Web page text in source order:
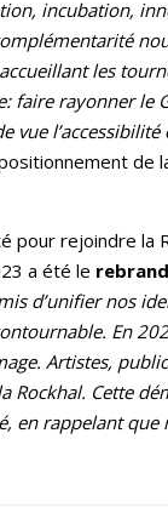
incubation,
les
faire rayonner le
vue
de
pour rejoindre la
a été le
d’unifier nos
En
Artistes,
Rockhal. Cette
en rappelant que